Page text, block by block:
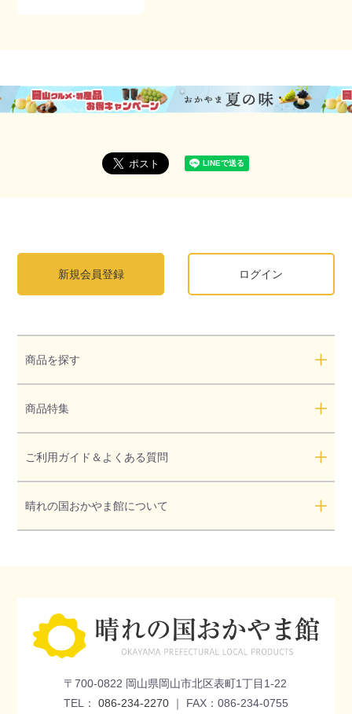
新規会員登録 ログイン
商品を探す
商品特集
ご利用ガイド＆よくある質問
晴れの国おかやま館について
〒700-0822 岡山県岡山市北区表町1丁目1-22
TEL： 086-234-2270 ｜ FAX：086-234-0755